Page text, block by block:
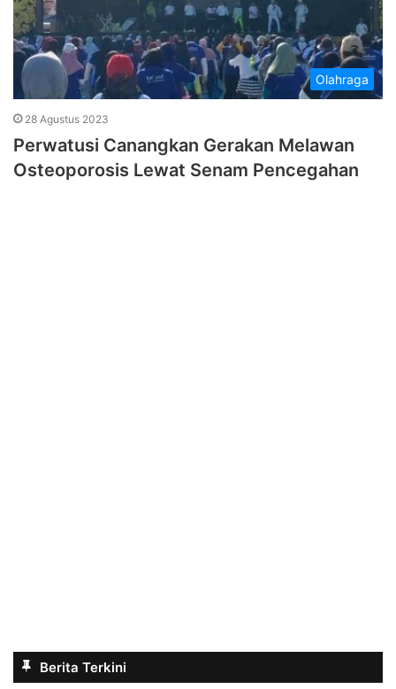
Olahraga
28 Agustus 2023
Perwatusi Canangkan Gerakan Melawan
Osteoporosis Lewat Senam Pencegahan
Berita Terkini